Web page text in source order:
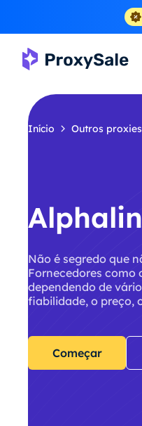
Início Outros
Não é segredo que
Fornecedores como
dependendo de
fiabilidade, o preço,
Começar